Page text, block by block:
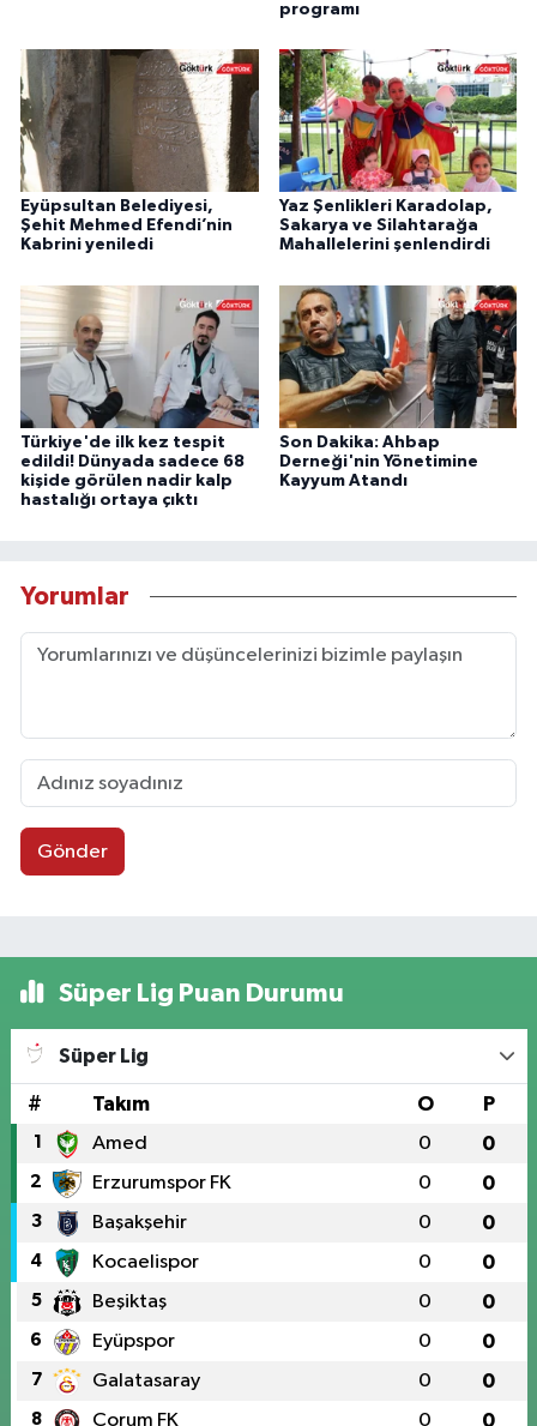
programı
Eyüpsultan Belediyesi,
Şehit Mehmed Efendi’nin
Kabrini yeniledi
Yaz Şenlikleri Karadolap,
Sakarya ve Silahtarağa
Mahallelerini şenlendirdi
Türkiye'de ilk kez tespit
edildi! Dünyada sadece 68
kişide görülen nadir kalp
hastalığı ortaya çıktı
Son Dakika: Ahbap
Derneği'nin Yönetimine
Kayyum Atandı
Yorumlar
Gönder
Süper Lig Puan Durumu
Süper Lig
# Takım O P
1 Amed 0 0
2 Erzurumspor FK 0 0
3 Başakşehir 0 0
4 Kocaelispor 0 0
5 Beşiktaş 0 0
6 Eyüpspor 0 0
7 Galatasaray 0 0
8 Çorum FK 0 0